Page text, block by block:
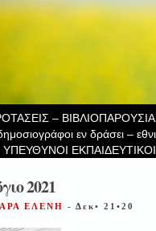
–
εν δράσει –
ΥΠΕΥΘΥΝΟΙ
2021
ΕΛΕΝΗ - Δεκ• 21•20